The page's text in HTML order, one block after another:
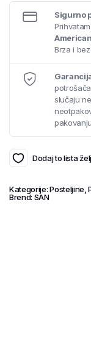
Sigurno
Brza i
slučaju
Dodaj to lista
Kategorije:Posteljine ,
Brend: SAN